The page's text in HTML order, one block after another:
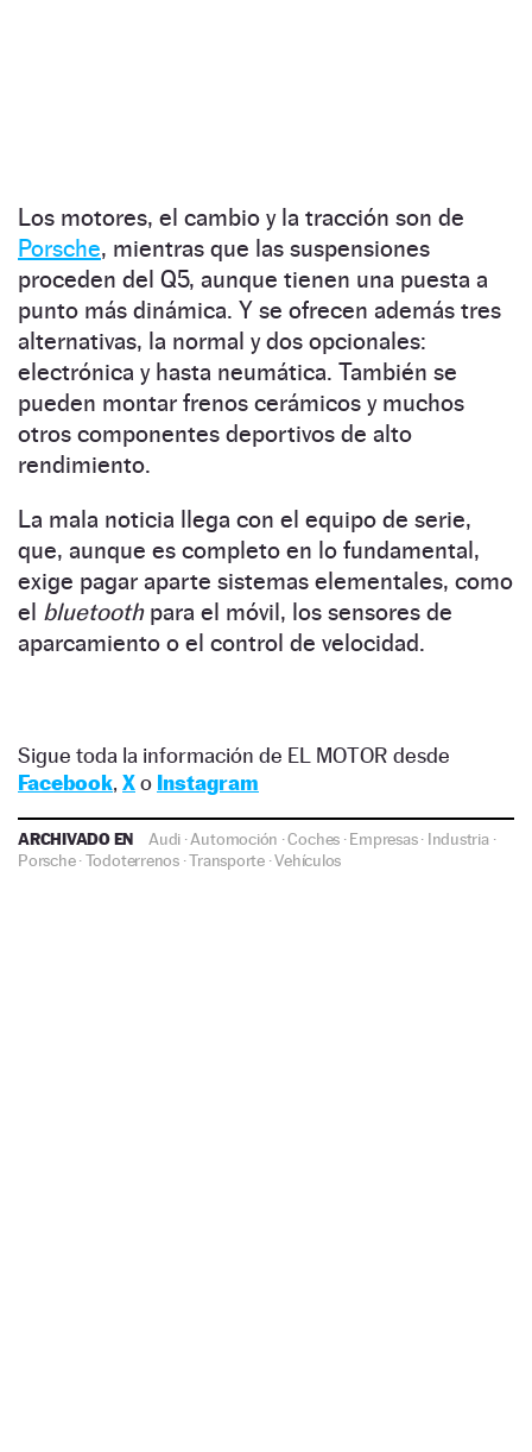
Los motores, el cambio y la tracción son de
Porsche, mientras que las suspensiones
proceden del Q5, aunque tienen una puesta a
punto más dinámica. Y se ofrecen además tres
alternativas, la normal y dos opcionales:
electrónica y hasta neumática. También se
pueden montar frenos cerámicos y muchos
otros componentes deportivos de alto
rendimiento.
La mala noticia llega con el equipo de serie,
que, aunque es completo en lo fundamental,
exige pagar aparte sistemas elementales, como
el bluetoothpara el móvil, los sensores de
aparcamiento o el control de velocidad.
Sigue toda la información de EL MOTOR desde
Facebook, Xo Instagram
ARCHIVADO EN Audi ·Automoción ·Coches ·Empresas· Industria·
Porsche·Todoterrenos·Transporte·Vehículos